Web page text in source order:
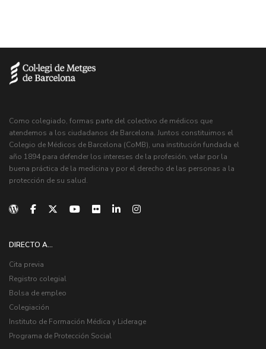
Como colegiado, formas parte del colectivo de médicos que
atendemos a los ciudadanos de Barcelona. Juntos constituimos el
Colegio de Médicos de Barcelona (CoMB), una institución fundada el
año 1894 para defender los intereses de la profesión, velar por la
buena práctica de la medicina y por el derecho de las personas a la
protección de su salud.
DIRECTO A...
Cita previa
Registro colegial
Bolsa de empleo
Colegiación
Instituto de Formación Médica y Liderage
Programa de Protección Social